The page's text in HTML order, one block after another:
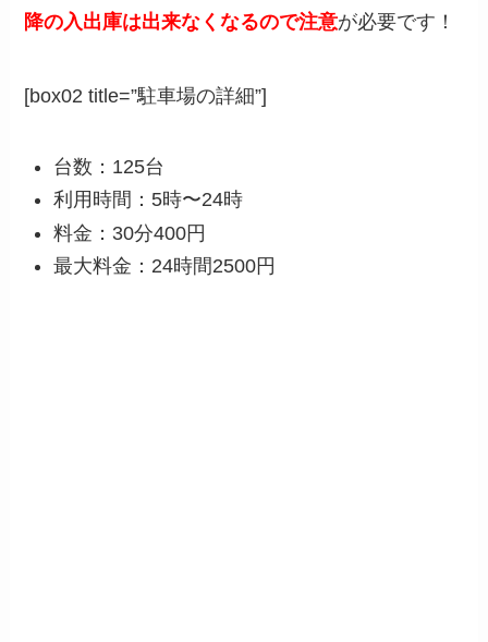
降の入出庫は出来なくなるので注意が必要です！
[box02 title=”駐車場の詳細”]
台数：125台
利用時間：5時〜24時
料金：30分400円
最大料金：24時間2500円